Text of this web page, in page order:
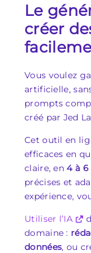
Le
créer
Vous voulez
artificielle,
prompts
créé par Jed
Cet outil en
efficaces en
claire, en4 à 6
précises et
expérience,
Utiliser l’IA
domaine :
données, ou